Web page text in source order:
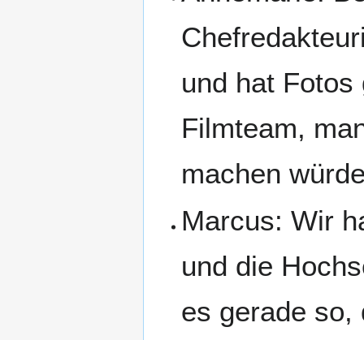
und hat
Filmteam,
machen
Marcus: Wir
und die
es gerade so,